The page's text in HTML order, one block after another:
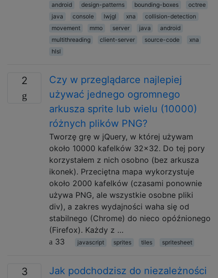
android
design-patterns bounding-boxes
octree
java
console lwjgl xna
collision-detection
movement
mmo server java
android
multithreading
client-server source-code
xna
hlsl
2
Czy w przeglądarce najlepiej
używać jednego ogromnego
arkusza sprite lub wielu (10000)
różnych plików PNG?
Tworzę grę w jQuery, w której używam
około 10000 kafelków 32x32. Do tej pory
korzystałem z nich osobno (bez arkusza
ikonek). Przeciętna mapa wykorzystuje
około 2000 kafelków (czasami ponownie
używa PNG, ale wszystkie osobne pliki
div), a zakres wydajności waha się od
stabilnego (Chrome) do nieco opóźnionego
(Firefox). Każdy z …
33
javascript sprites tiles spritesheet
3
Jak podchodzisz do niezależności